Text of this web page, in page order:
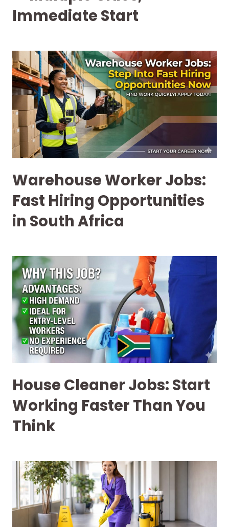
Immediate Start
Warehouse Worker Jobs:
Fast Hiring Opportunities
in South Africa
House Cleaner Jobs: Start
Working Faster Than You
Think